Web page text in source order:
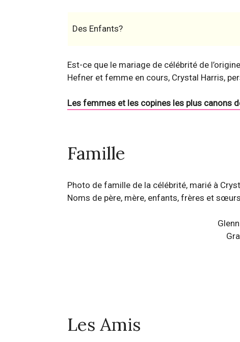
Des Enfants?
Est-ce que le mariage de célébrité de
Hefner et femme en cours, Crystal Harris,
Les femmes et les copines les plus canons
Famille
Photo de famille de la célébrité, marié à
Noms de père, mère, enfants, frères et
Les Amis